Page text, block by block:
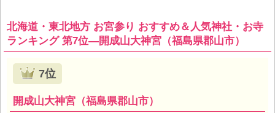
北海道・東北地方 お宮参り おすすめ＆人気神社・お寺
ランキング 第7位―開成山大神宮（福島県郡山市）
7位
開成山大神宮（福島県郡山市）